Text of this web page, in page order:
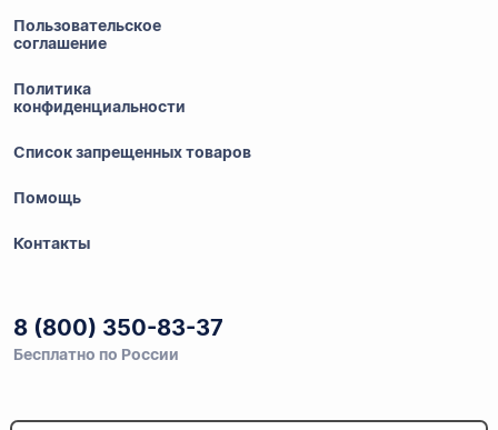
Пользовательское
соглашение
Политика
конфиденциальности
Список запрещенных товаров
Помощь
Контакты
8 (800) 350-83-37
Бесплатно по России